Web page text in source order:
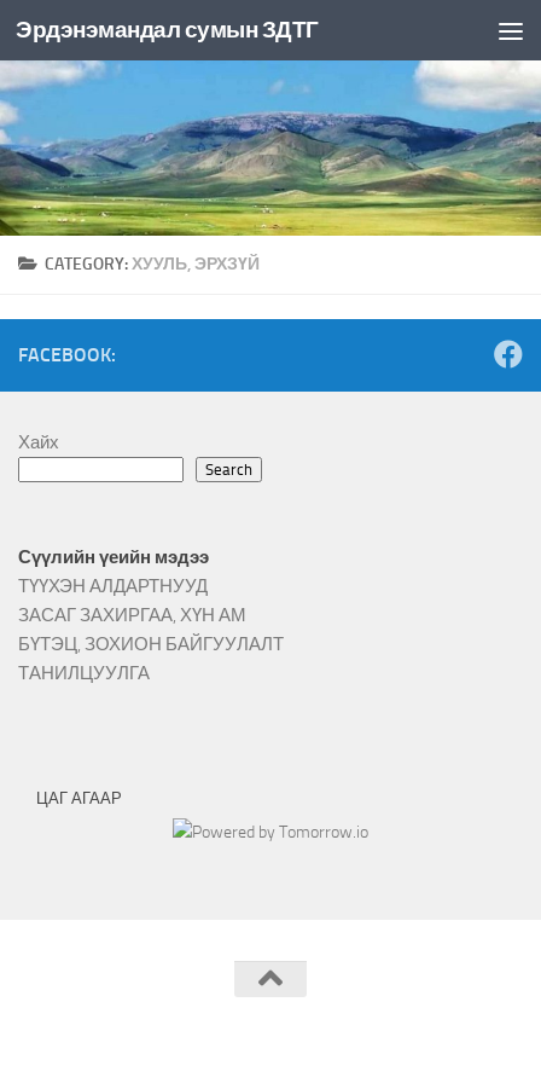
Skip to content
Эрдэнэмандал сумын ЗДТГ
CATEGORY:ХУУЛЬ, ЭРХЗҮЙ
FACEBOOK:
Хайх
Search
Сүүлийн үеийн мэдээ
ТҮҮХЭН АЛДАРТНУУД
ЗАСАГ ЗАХИРГАА, ХҮН АМ
БҮТЭЦ, ЗОХИОН БАЙГУУЛАЛТ
ТАНИЛЦУУЛГА
ЦАГ АГААР